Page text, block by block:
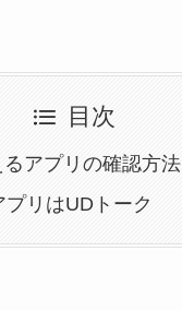
目次
アプリの確認方法
プリはUDトーク